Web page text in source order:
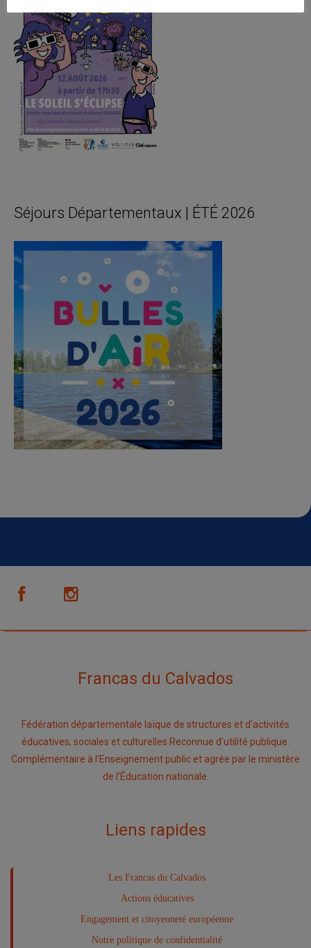
Séjours Départementaux | ÉTÉ 2026
Francas du Calvados
Fédération départementale laïque de structures et d’activités
éducatives, sociales et culturelles Reconnue d’utilité publique.
Complémentaire à l’Enseignement public et agrée par le ministère
de l’Éducation nationale.
Liens rapides
Les Francas du Calvados
Actions éducatives
Engagement et citoyenneté européenne
Notre politique de confidentialité